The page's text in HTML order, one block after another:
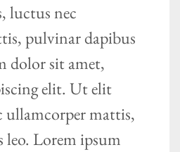
luctus nec
pulvinar dapibus
dolor sit amet,
elit. Ut elit
ullamcorper mattis,
Lorem ipsum